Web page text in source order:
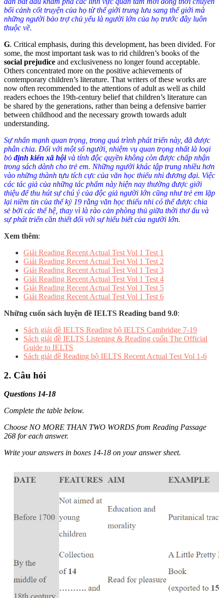
bối cảnh cốt truyện của họ từ thế giới trung lưu sang thế giới mà
những người bảo trợ chủ yếu là người lớn của họ trước đây luôn
thuộc về.
G. Critical emphasis, during this development, has been divided. For
some, the most important task was to rid children’s books of the
social prejudice and exclusiveness no longer found acceptable.
Others concentrated more on the positive achievements of
contemporary children’s literature. That writers of these works are
now often recommended to the attentions of adult as well as child
readers echoes the 19th-century belief that children’s literature can
be shared by the generations, rather than being a defensive barrier
between childhood and the necessary growth towards adult
understanding.
Sự nhấn mạnh quan trọng, trong quá trình phát triển này, đã được
phân chia. Đối với một số người, nhiệm vụ quan trọng nhất là loại
bỏ định kiến xã hộivà tính độc quyền không còn được chấp nhận
trong sách dành cho trẻ em. Những người khác tập trung nhiều hơn
vào những thành tựu tích cực của văn học thiếu nhi đương đại. Việc
các tác giả của những tác phẩm này hiện nay thường được giới
thiệu để thu hút sự chú ý của độc giả người lớn cũng như trẻ em lặp
lại niềm tin của thế kỷ 19 rằng văn học thiếu nhi có thể được chia
sẻ bởi các thế hệ, thay vì là rào cản phòng thủ giữa thời thơ ấu và
sự phát triển cần thiết đối với sự hiểu biết của người lớn.
Xem thêm:
Giải Reading Recent Actual Test Vol 1 Test 1
Giải Reading Recent Actual Test Vol 1 Test 2
Giải Reading Recent Actual Test Vol 1 Test 3
Giải Reading Recent Actual Test Vol 1 Test 4
Giải Reading Recent Actual Test Vol 1 Test 5
Giải Reading Recent Actual Test Vol 1 Test 6
Những cuốn sách luyện đề IELTS Reading band 9.0:
Sách giải đề IELTS Reading bộ IELTS Cambridge 7-19
Sách giải đề IELTS Listening & Reading cuốn The Official
Guide to IELTS
Sách giải đề Reading bộ IELTS Recent Actual Test Vol 1-6
2. Câu hỏi
Questions 14-18
Complete the table below.
Choose NO MORE THAN TWO WORDS from Reading Passage
268 for each answer.
Write your answers in boxes 14-18 on your answer sheet.